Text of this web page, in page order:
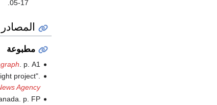
05-17
.
المصادر
مطبوعة
. p. A1.
project".
Agency
p. FP